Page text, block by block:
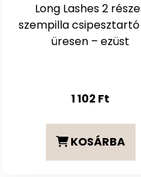
Long Lashes 2
szempilla
üresen – ezüst
1 102 Ft
KOSÁRBA